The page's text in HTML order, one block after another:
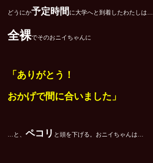
どうにか予定時間 に大学へと到着したわたしは…
全裸でそのおニイちゃんに
「ありがとう！
おかげで間に合いました」
…と、 ペコリ と頭を下げる。おニイちゃんは…